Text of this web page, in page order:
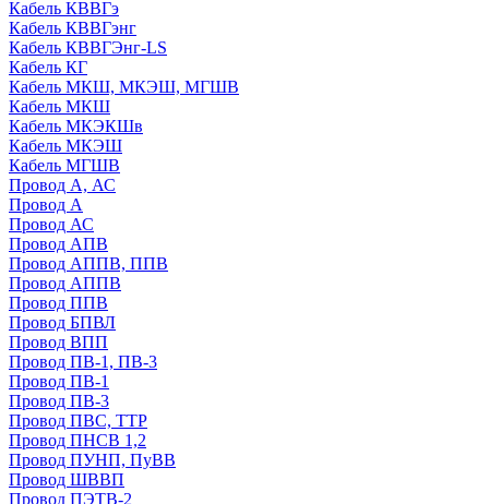
Кабель КВВГэ
Кабель КВВГэнг
Кабель КВВГЭнг-LS
Кабель КГ
Кабель МКШ, МКЭШ, МГШВ
Кабель МКШ
Кабель МКЭКШв
Кабель МКЭШ
Кабель МГШВ
Провод А, АС
Провод А
Провод АС
Провод АПВ
Провод АППВ, ППВ
Провод АППВ
Провод ППВ
Провод БПВЛ
Провод ВПП
Провод ПВ-1, ПВ-3
Провод ПВ-1
Провод ПВ-3
Провод ПВС, ТТР
Провод ПНСВ 1,2
Провод ПУНП, ПуВВ
Провод ШВВП
Провод ПЭТВ-2